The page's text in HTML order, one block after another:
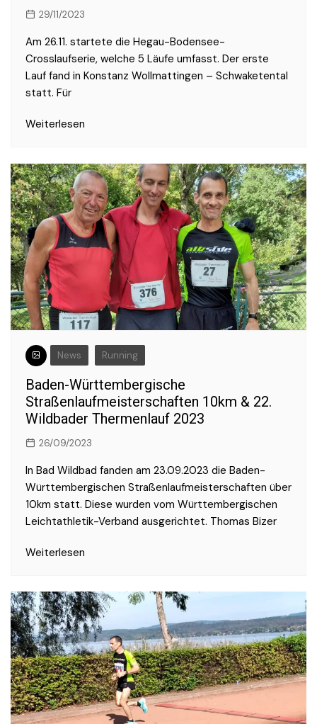
29/11/2023
Am 26.11. startete die Hegau-Bodensee-
Crosslaufserie, welche 5 Läufe umfasst. Der erste
Lauf fand in Konstanz Wollmattingen – Schwaketental
statt. Für
Weiterlesen
News Running
Baden-Württembergische
Straßenlaufmeisterschaften 10km & 22.
Wildbader Thermenlauf 2023
26/09/2023
In Bad Wildbad fanden am 23.09.2023 die Baden-
Württembergischen Straßenlaufmeisterschaften über
10km statt. Diese wurden vom Württembergischen
Leichtathletik-Verband ausgerichtet. Thomas Bizer
Weiterlesen